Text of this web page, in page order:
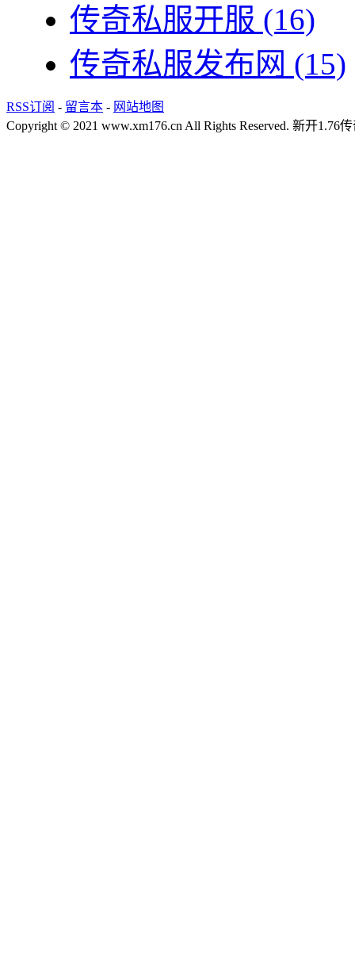
传奇私服开服 (16)
传奇私服发布网 (15)
RSS订阅 - 留言本 - 网站地图
Copyright © 2021 www.xm176.cn All Rights Reserved. 新开1.76